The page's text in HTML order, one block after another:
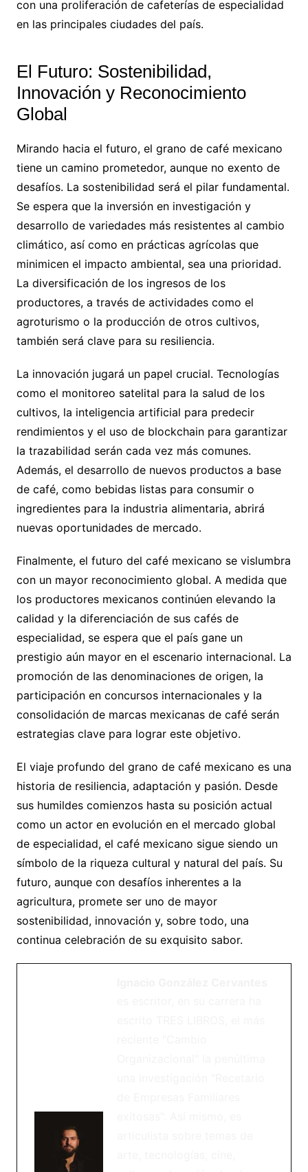
con una proliferación de cafeterías de especialidad
en las principales ciudades del país.
El Futuro: Sostenibilidad,
Innovación y Reconocimiento
Global
Mirando hacia el futuro, el grano de café mexicano
tiene un camino prometedor, aunque no exento de
desafíos. La sostenibilidad será el pilar fundamental.
Se espera que la inversión en investigación y
desarrollo de variedades más resistentes al cambio
climático, así como en prácticas agrícolas que
minimicen el impacto ambiental, sea una prioridad.
La diversificación de los ingresos de los
productores, a través de actividades como el
agroturismo o la producción de otros cultivos,
también será clave para su resiliencia.
La innovación jugará un papel crucial. Tecnologías
como el monitoreo satelital para la salud de los
cultivos, la inteligencia artificial para predecir
rendimientos y el uso de blockchain para garantizar
la trazabilidad serán cada vez más comunes.
Además, el desarrollo de nuevos productos a base
de café, como bebidas listas para consumir o
ingredientes para la industria alimentaria, abrirá
nuevas oportunidades de mercado.
Finalmente, el futuro del café mexicano se vislumbra
con un mayor reconocimiento global. A medida que
los productores mexicanos continúen elevando la
calidad y la diferenciación de sus cafés de
especialidad, se espera que el país gane un
prestigio aún mayor en el escenario internacional. La
promoción de las denominaciones de origen, la
participación en concursos internacionales y la
consolidación de marcas mexicanas de café serán
estrategias clave para lograr este objetivo.
El viaje profundo del grano de café mexicano es una
historia de resiliencia, adaptación y pasión. Desde
sus humildes comienzos hasta su posición actual
como un actor en evolución en el mercado global
de especialidad, el café mexicano sigue siendo un
símbolo de la riqueza cultural y natural del país. Su
futuro, aunque con desafíos inherentes a la
agricultura, promete ser uno de mayor
sostenibilidad, innovación y, sobre todo, una
continua celebración de su exquisito sabor.